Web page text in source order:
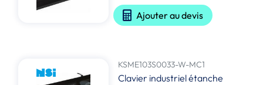
Ajouter au devis
KSME103S0033-W-MC1
Clavier industriel étanche